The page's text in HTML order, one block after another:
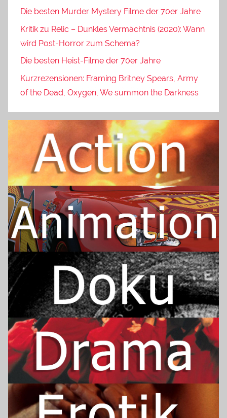
Die besten Murder Mystery Filme der 70er Jahre
Kritik zu Relic – Dunkles Vermächtnis (2020): Wann
wird Post-Horror zum Schema?
Die besten Heist-Filme der 70er Jahre
Kurzrezensionen: Framing Britney Spears, Army
of the Dead, Oxygen, We summon the Darkness